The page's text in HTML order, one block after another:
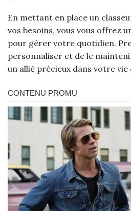
En mettant en place un
vos besoins, vous vous offrez
pour gérer votre quotidien.
personnaliser et de le
un allié précieux dans votre vie